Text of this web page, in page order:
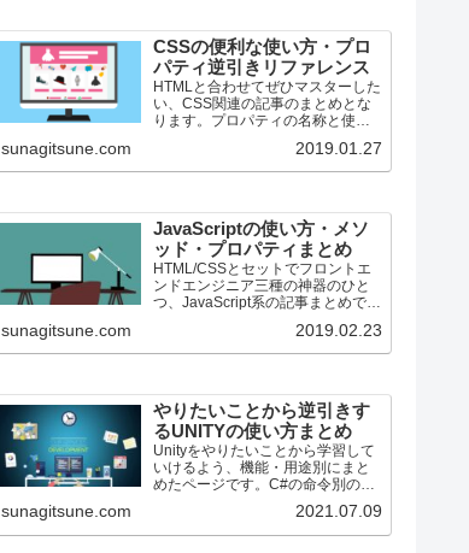
CSSの便利な使い方・プロ
パティ逆引きリファレンス
HTMLと合わせてぜひマスターした
い、CSS関連の記事のまとめとな
ります。プロパティの名称と使用
ちょっととっても数少ないです
が、段々増える予定です。
sunagitsune.com 2019.01.27
JavaScriptの使い方・メソ
ッド・プロパティまとめ
HTML/CSSとセットでフロントエ
ンドエンジニア三種の神器のひと
つ、JavaScript系の記事まとめで
sunagitsune.com 2019.02.23
やりたいことから逆引きす
るUNITYの使い方まとめ
Unityをやりたいことから学習して
いけるよう、機能・用途別にまと
めたページです。C#の命令別の逆
引きは現時点で作っていません。
2019の時期に書き始めているの
で、それより前のバージョンにつ
sunagitsune.com 2021.07.09